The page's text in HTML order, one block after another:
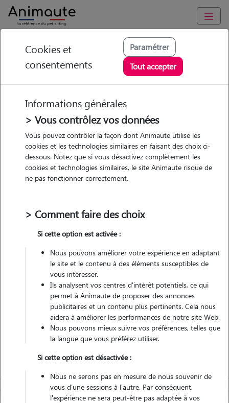
Animaute Auvergne-Rhône-Alpes Savoie/Aix-les-Bains
Claire - Petsitter à
AIX LES BAINS
• 35 ans
Véhiculé
Contacter
L'envoi d'une demande est sans engagement
Cookies et
consentements
Paramétrer
Tout accepter
Informations générales
> Vous contrôlez vos données
Vous pouvez contrôler la façon dont Animaute utilise les
cookies et les technologies similaires en faisant des choix ci-
dessous. Notez que si vous désactivez complètement les
cookies et technologies similaires, le site Animaute risque de
ne pas fonctionner correctement.
> Comment faire des choix
Si cette option est activée :
Nous pouvons améliorer votre expérience en adaptant
le site et le contenu à des éléments susceptibles de
vous intéresser.
Ils analysent vos centres d'intérêt potentiels, ce qui
permet à Animaute de proposer des annonces
publicitaires et un contenu plus pertinents. Cela nous
aidera à améliorer les performances de notre site Web.
Nous pouvons mieux suivre vos préférences, telles que
la langue que vous préférez utiliser.
Si cette option est désactivée :
Nous ne serons pas en mesure de nous souvenir de
vous d'une sessions à l'autre. Par conséquent,
l'expérience ne sera peut-être pas adaptée à vos